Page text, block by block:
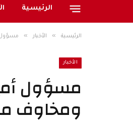
الرئيسية
الرئيسية » الأخبار » مسؤول
الأخبار
مسؤول
ومخاوف